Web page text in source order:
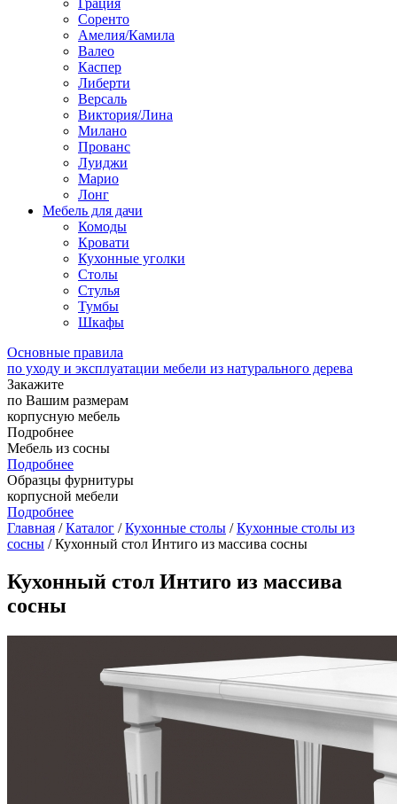
Грация
Соренто
Амелия/Камила
Валео
Каспер
Либерти
Версаль
Виктория/Лина
Милано
Прованс
Луиджи
Марио
Лонг
Мебель для дачи
Комоды
Кровати
Кухонные уголки
Столы
Стулья
Тумбы
Шкафы
Основные правила
по уходу и эксплуатации мебели из натурального дерева
Закажите
по Вашим размерам
корпусную мебель
Подробнее
Мебель из сосны
Подробнее
Образцы фурнитуры
корпусной мебели
Подробнее
Главная /Каталог /Кухонные столы /Кухонные столы из
сосны / Кухонный стол Интиго из массива сосны
Кухонный стол Интиго из массива
сосны